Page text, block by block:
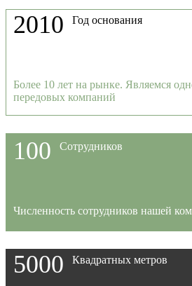
Поиск
2010 Год основания
Более 10 лет на рынке. Являемся
передовых компаний
100 Сотрудников
Численность сотрудников нашей
5000 Квадратных метров